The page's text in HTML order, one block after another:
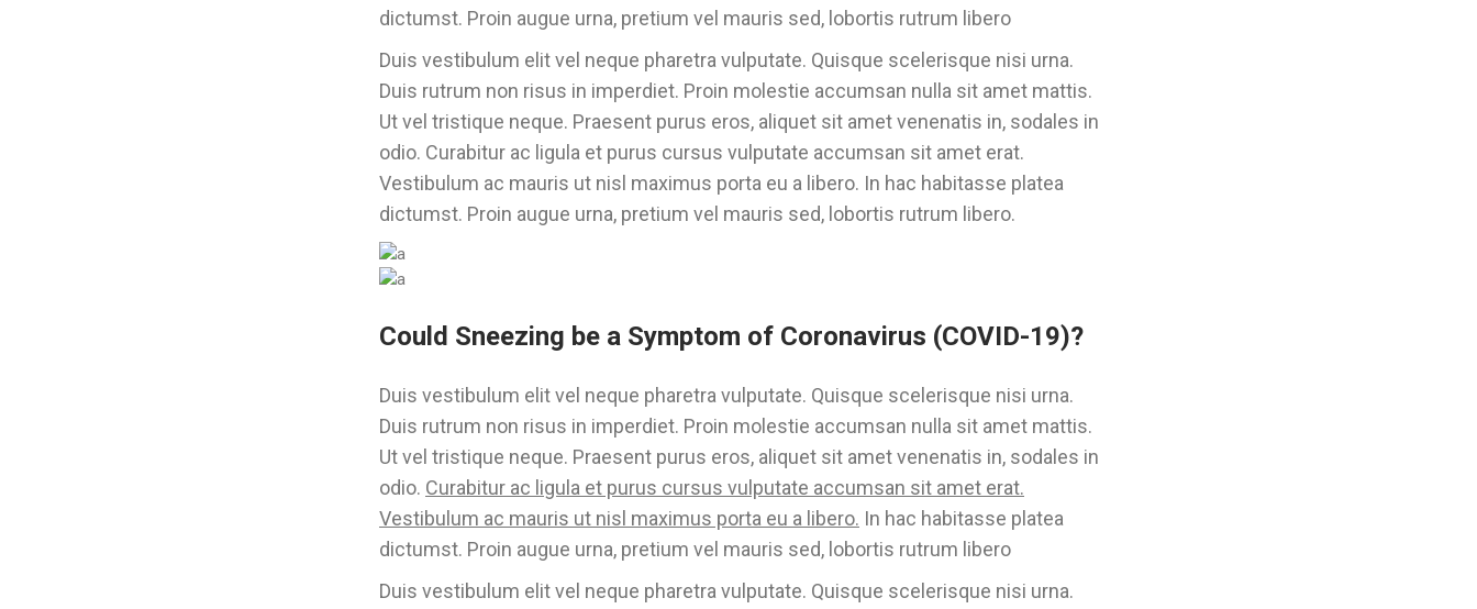
dictumst. Proin augue urna, pretium vel mauris sed, lobortis rutrum libero
Duis vestibulum elit vel neque pharetra vulputate. Quisque scelerisque nisi urna.
Duis rutrum non risus in imperdiet. Proin molestie accumsan nulla sit amet mattis.
Ut vel tristique neque. Praesent purus eros, aliquet sit amet venenatis in, sodales in
odio. Curabitur ac ligula et purus cursus vulputate accumsan sit amet erat.
Vestibulum ac mauris ut nisl maximus porta eu a libero. In hac habitasse platea
dictumst. Proin augue urna, pretium vel mauris sed, lobortis rutrum libero.
Could Sneezing be a Symptom of Coronavirus (COVID-19)?
Duis vestibulum elit vel neque pharetra vulputate. Quisque scelerisque nisi urna.
Duis rutrum non risus in imperdiet. Proin molestie accumsan nulla sit amet mattis.
Ut vel tristique neque. Praesent purus eros, aliquet sit amet venenatis in, sodales in
odio. Curabitur ac ligula et purus cursus vulputate accumsan sit amet erat.
Vestibulum ac mauris ut nisl maximus porta eu a libero. In hac habitasse platea
dictumst. Proin augue urna, pretium vel mauris sed, lobortis rutrum libero
Duis vestibulum elit vel neque pharetra vulputate. Quisque scelerisque nisi urna.